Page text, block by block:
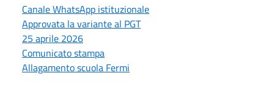
Canale WhatsApp istituzionale
Approvata la variante al PGT
25 aprile 2026
Comunicato stampa
Allagamento scuola Fermi